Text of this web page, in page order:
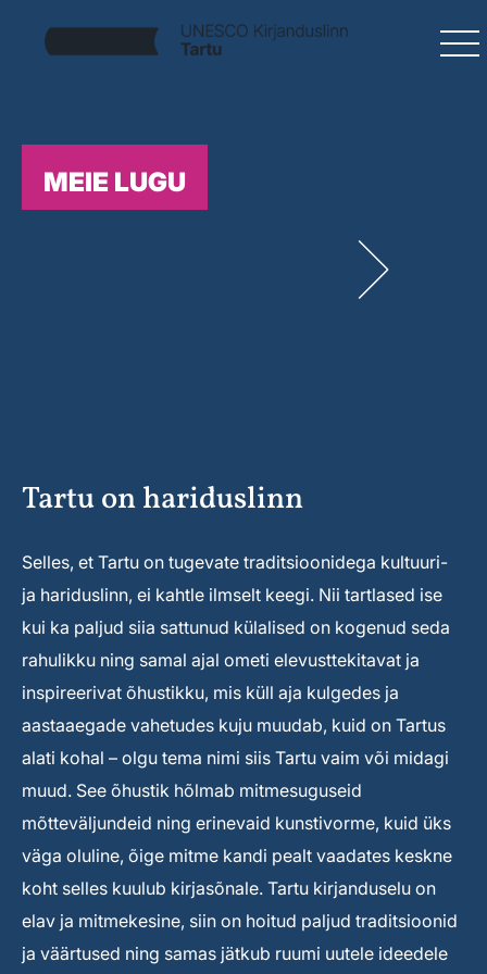
MEIE LUGU
Tartu on hariduslinn
Selles, et Tartu on tugevate traditsioonidega kultuuri-
ja hariduslinn, ei kahtle ilmselt keegi. Nii tartlased ise
kui ka paljud siia sattunud külalised on kogenud seda
rahulikku ning samal ajal ometi elevusttekitavat ja
inspireerivat õhustikku, mis küll aja kulgedes ja
aastaaegade vahetudes kuju muudab, kuid on Tartus
alati kohal – olgu tema nimi siis Tartu vaim või midagi
muud. See õhustik hõlmab mitmesuguseid
mõtteväljundeid ning erinevaid kunstivorme, kuid üks
väga oluline, õige mitme kandi pealt vaadates keskne
koht selles kuulub kirjasõnale. Tartu kirjanduselu on
elav ja mitmekesine, siin on hoitud paljud traditsioonid
ja väärtused ning samas jätkub ruumi uutele ideedele